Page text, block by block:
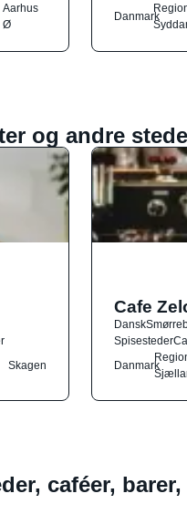
Aarhus
Ø
Danmark
og andre
Skagen
Cafe
Dansk
Spisesteder
Danmark
caféer,